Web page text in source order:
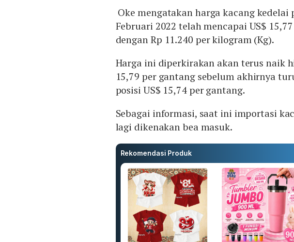
Oke mengatakan harga kacang
Februari 2022 telah mencapai US$
dengan Rp 11.240 per kilogram (Kg).
Harga ini diperkirakan akan terus naik
15,79 per gantang sebelum akhirnya
posisi US$ 15,74 per gantang.
Sebagai informasi, saat ini importasi
lagi dikenakan bea masuk.
Rekomendasi Produk